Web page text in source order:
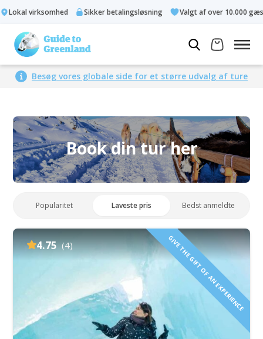
virksomhed Sikker betalingsløsning Valgt af over 10.000 gæster
Besøg vores globale side for et større udvalg af ture
Book din tur her
Popularitet Laveste pris Bedst anmeldte
4.75 (4) GIVE THE GIFT OF AN EXPERIENCE